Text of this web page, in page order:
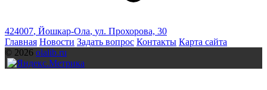
424007, Йошкар-Ола, ул. Прохорова, 30
Главная Новости Задать вопрос Контакты Карта сайта
© 2026 olalib.ru